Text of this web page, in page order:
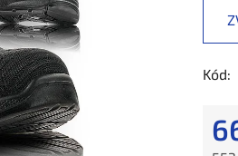
Kód: